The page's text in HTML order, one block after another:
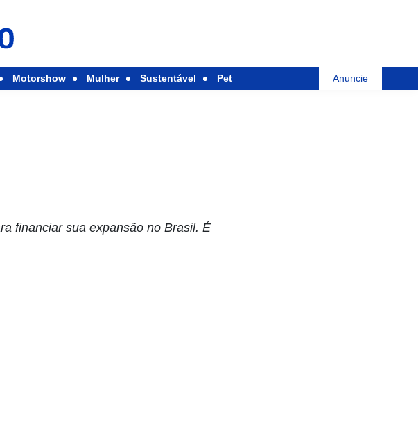
Motorshow Mulher Sustentável Pet Anuncie
financiar sua expansão no Brasil. É